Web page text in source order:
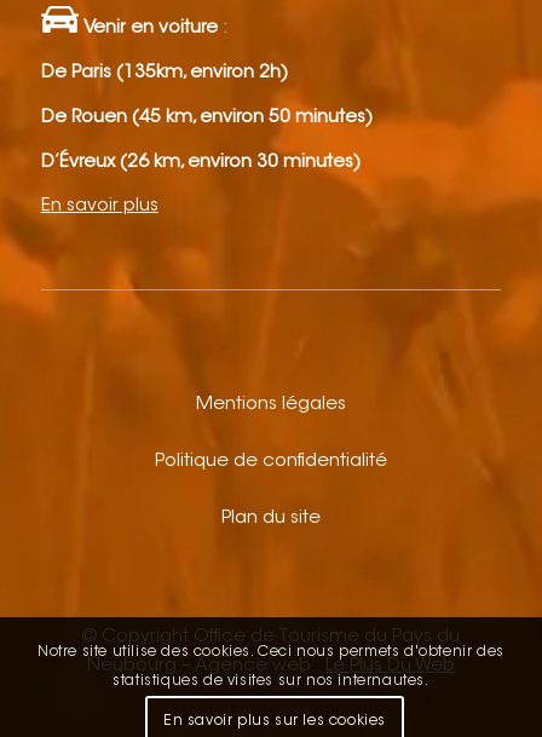
Venir en voiture:
De Paris (135km, environ 2h)
De Rouen (45 km, environ 50 minutes)
D’Évreux (26 km, environ 30 minutes)
En savoir plus
Mentions légales
Politique de confidentialité
Plan du site
© Copyright Office de Tourisme du Pays du
Neubourg – Agence web : Le Plus Du Web
Notre site utilise des cookies. Ceci nous permets d'obtenir des
statistiques de visites sur nos internautes.
En savoir plus sur les cookies